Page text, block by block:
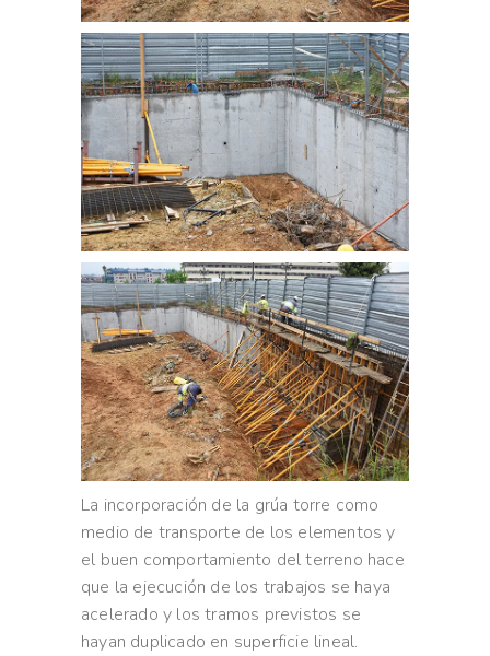
La incorporación de la grúa torre como
medio de transporte de los elementos y
el buen comportamiento del terreno hace
que la ejecución de los trabajos se haya
acelerado y los tramos previstos se
hayan duplicado en superficie lineal.